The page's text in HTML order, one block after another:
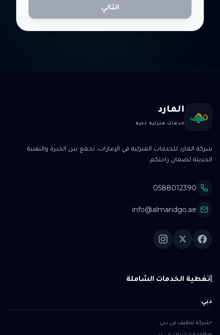
التالي
المارد
خدمات منزلية ذكية
شركة المارد للخدمات المنزلية في الإمارات. نجمع بين الخبرة والتقنية
الحديثة لضمان راحتكم.
0588012390
info@almaridgo.ae
تغطية الخدمات الشاملة
دبي
شركة تنظيف في دبي